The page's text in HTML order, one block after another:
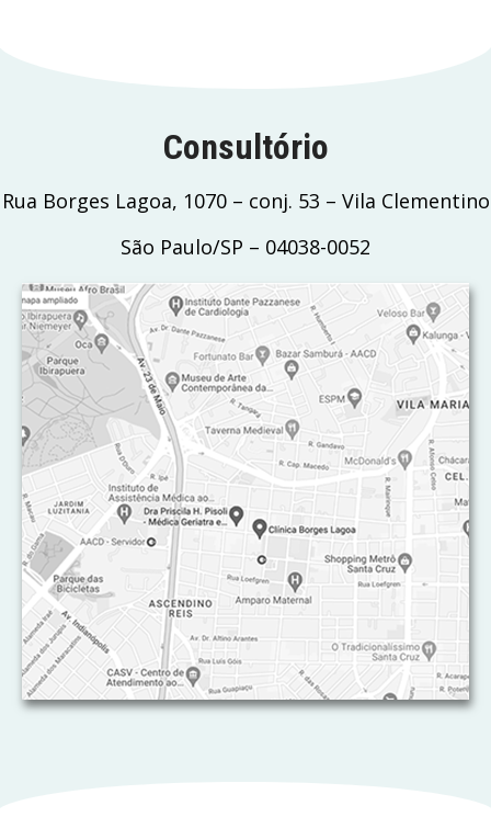
Consultório
Rua Borges Lagoa, 1070 – conj. 53 – Vila Clementino
São Paulo/SP – 04038-0052